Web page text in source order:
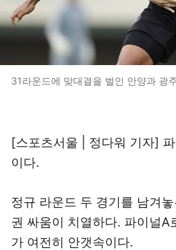
31라운드에 맞대결을 벌인 안양과 광
[스포츠서울 | 정다워 기자]
이다.
정규 라운드 두 경기를 남겨
권 싸움이 치열하다. 파이널A
가 여전히 안갯속이다.